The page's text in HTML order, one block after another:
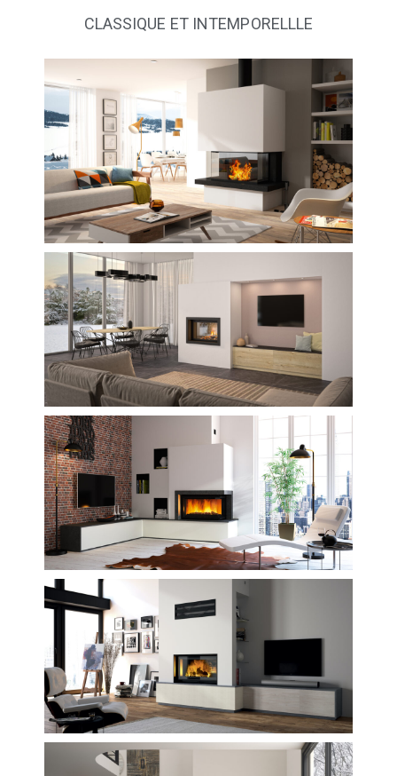
CLASSIQUE ET INTEMPORELLLE